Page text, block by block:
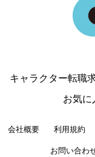
キャラクター転職
お気に
会社概要 利用規約
お問い合わ